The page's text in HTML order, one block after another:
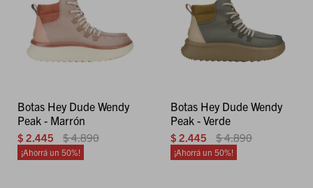
Botas Hey Dude Wendy
Peak - Marrón
$ 2.445 $4.890
50
Botas Hey Dude Wendy
Peak - Verde
$ 2.445 $4.890
50